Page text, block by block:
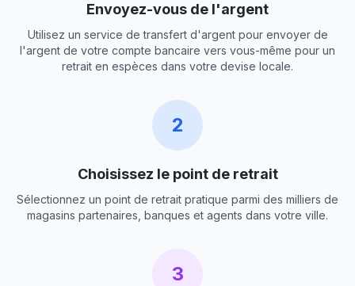
Envoyez-vous de l'argent
Utilisez un service de transfert d'argent pour envoyer de
l'argent de votre compte bancaire vers vous-même pour un
retrait en espèces dans votre devise locale.
2
Choisissez le point de retrait
Sélectionnez un point de retrait pratique parmi des milliers de
magasins partenaires, banques et agents dans votre ville.
3